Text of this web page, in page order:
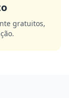
gratuitos,